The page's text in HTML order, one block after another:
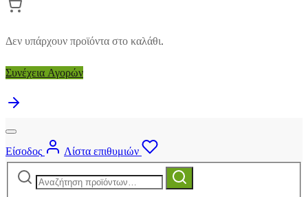
Δεν υπάρχουν προϊόντα στο καλάθι.
Συνέχεια Αγορών
Είσοδος
Λίστα επιθυμιών
Αναζήτηση
Αναζήτηση